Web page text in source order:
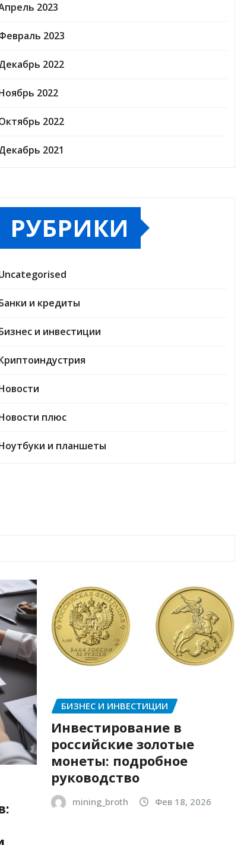
2023
2023
2022
2022
2022
2021
РУБРИКИ
и кредиты
и инвестиции
плюс
и планшеты
БИЗНЕС И ИНВЕСТИЦИИ
Инвестирование в
российские золотые
монеты: подробное
руководство
mining_broth Фев 18, 2026